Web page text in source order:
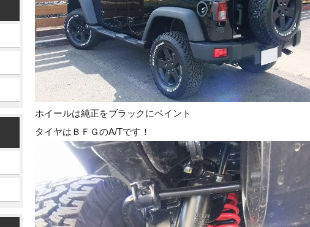
ホイールは純正をブラックにペイント
タイヤはＢＦＧのA/Tです！